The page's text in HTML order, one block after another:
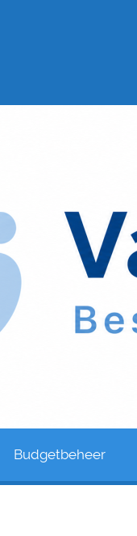
Budgetbeheer